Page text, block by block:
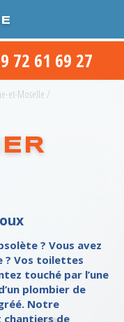
72 61 69 27
et-Moselle /
? Vous avez
? Vos toilettes
touché par l’une
plombier de
Notre
chantiers de